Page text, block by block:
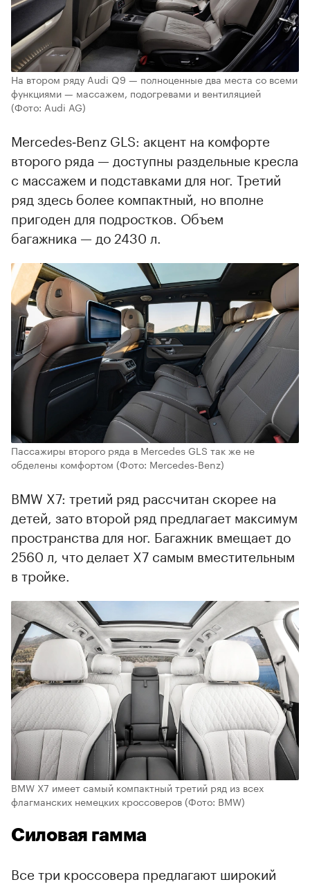
На втором ряду Audi Q9 — полноценные два места со всеми
функциями — массажем, подогревами и вентиляцией
(Фото: Audi AG)
Mercedes‑Benz GLS: акцент на комфорте
второго ряда — доступны раздельные кресла
с массажем и подставками для ног. Третий
ряд здесь более компактный, но вполне
пригоден для подростков. Объем
багажника — до 2430 л.
Пассажиры второго ряда в Mercedes GLS так же не
обделены комфортом (Фото: Mercedes‑Benz)
BMW X7: третий ряд рассчитан скорее на
детей, зато второй ряд предлагает максимум
пространства для ног. Багажник вмещает до
2560 л, что делает X7 самым вместительным
в тройке.
BMW X7 имеет самый компактный третий ряд из всех
флагманских немецких кроссоверов(Фото: BMW)
Силовая гамма
Все три кроссовера предлагают широкий